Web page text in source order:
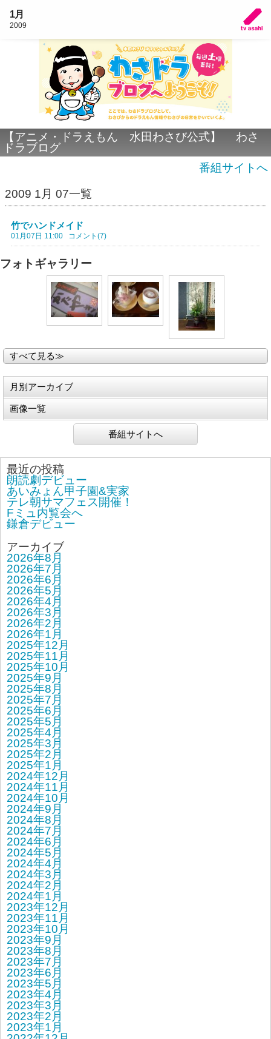
1月
2009
【アニメ・ドラえもん 水田わさび公式】 わさ
ドラブログ
番組サイトへ
2009 1月 07一覧
竹でハンドメイド
01月07日 11:00 コメント(7)
フォトギャラリー
すべて見る≫
月別アーカイブ
画像一覧
番組サイトへ
最近の投稿
朗読劇デビュー
あいみょん甲子園&実家
テレ朝サマフェス開催！
Fミュ内覧会へ
鎌倉デビュー
アーカイブ
2026年8月
2026年7月
2026年6月
2026年5月
2026年4月
2026年3月
2026年2月
2026年1月
2025年12月
2025年11月
2025年10月
2025年9月
2025年8月
2025年7月
2025年6月
2025年5月
2025年4月
2025年3月
2025年2月
2025年1月
2024年12月
2024年11月
2024年10月
2024年9月
2024年8月
2024年7月
2024年6月
2024年5月
2024年4月
2024年3月
2024年2月
2024年1月
2023年12月
2023年11月
2023年10月
2023年9月
2023年8月
2023年7月
2023年6月
2023年5月
2023年4月
2023年3月
2023年2月
2023年1月